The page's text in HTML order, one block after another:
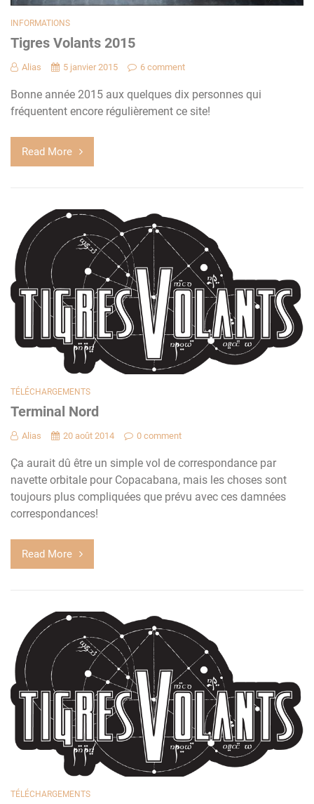
INFORMATIONS
Tigres Volants 2015
Alias 5 janvier 2015 6 comment
Bonne année 2015 aux quelques dix personnes qui
fréquentent encore régulièrement ce site!
Read More
TÉLÉCHARGEMENTS
Terminal Nord
Alias 20 août 2014 0 comment
Ça aurait dû être un simple vol de correspondance par
navette orbitale pour Copacabana, mais les choses sont
toujours plus compliquées que prévu avec ces damnées
correspondances!
Read More
TÉLÉCHARGEMENTS